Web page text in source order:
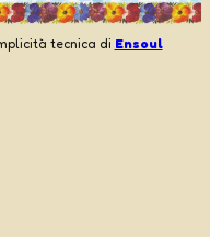
tecnica di Ensoul